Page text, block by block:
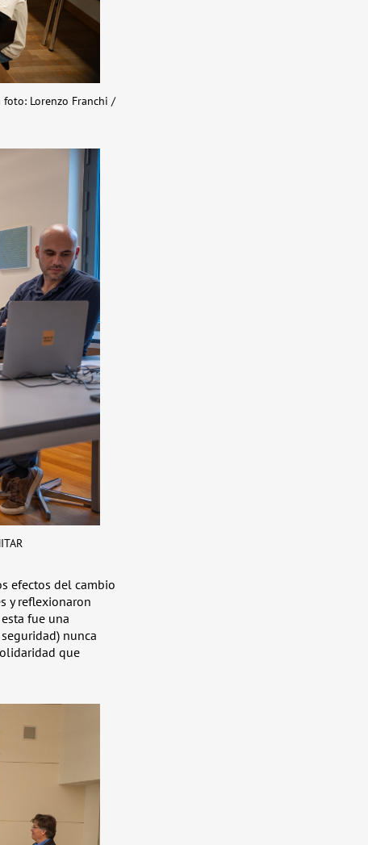
foto: Lorenzo Franchi /
efectos del cambio
y reflexionaron
fue una
nunca
que